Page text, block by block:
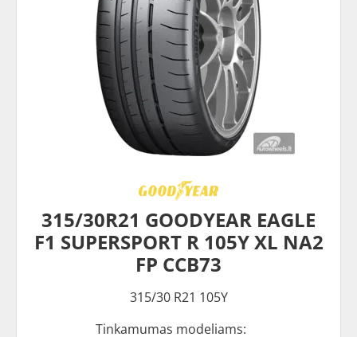
315/30R21 GOODYEAR EAGLE
F1 SUPERSPORT R 105Y XL NA2
FP CCB73
315/30 R21 105Y
Tinkamumas modeliams: